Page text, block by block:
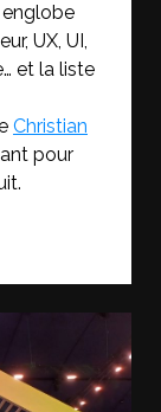
UX, UI,
et la liste
Christian
pour